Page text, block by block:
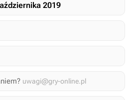
2019
uwagi@gry-online.pl